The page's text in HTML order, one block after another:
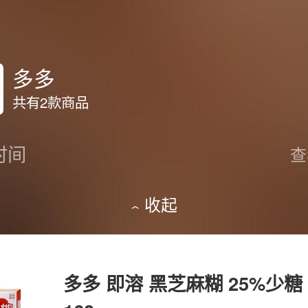
多多
共有2款商品
收起
多多 即溶 黑芝麻糊 25%少糖